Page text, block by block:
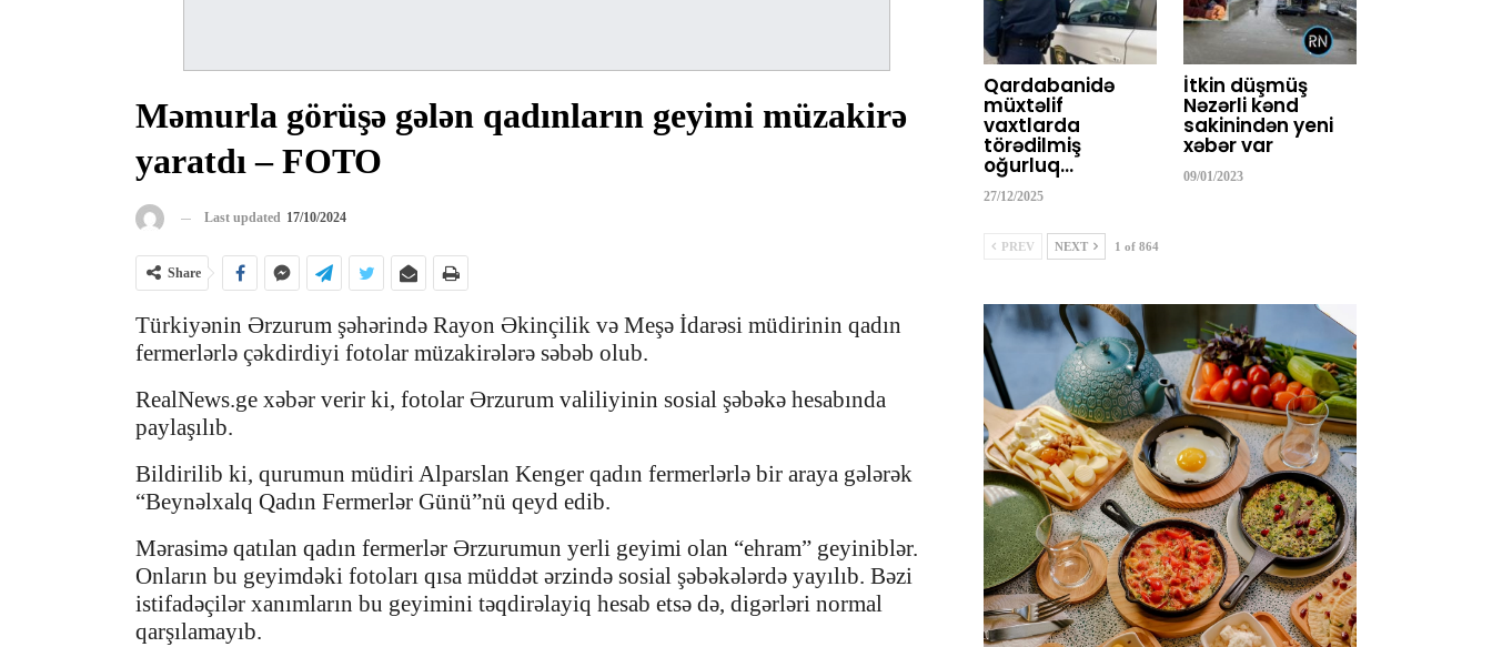
Məmurla görüşə gələn qadınların geyimi müzakirə
yaratdı – FOTO
Last updated 17/10/2024
Share
Türkiyənin Ərzurum şəhərində Rayon Əkinçilik və Meşə İdarəsi müdirinin qadın
fermerlərlə çəkdirdiyi fotolar müzakirələrə səbəb olub.
RealNews.ge xəbər verir ki, fotolar Ərzurum valiliyinin sosial şəbəkə hesabında
paylaşılıb.
Bildirilib ki, qurumun müdiri Alparslan Kenger qadın fermerlərlə bir araya gələrək
“Beynəlxalq Qadın Fermerlər Günü”nü qeyd edib.
Mərasimə qatılan qadın fermerlər Ərzurumun yerli geyimi olan “ehram” geyiniblər.
Onların bu geyimdəki fotoları qısa müddət ərzində sosial şəbəkələrdə yayılıb. Bəzi
istifadəçilər xanımların bu geyimini təqdirəlayiq hesab etsə də, digərləri normal
qarşılamayıb.
Qardabanidə
müxtəlif
vaxtlarda
törədilmiş
oğurluq…
27/12/2025
İtkin düşmüş
Nəzərli kənd
sakinindən yeni
xəbər var
09/01/2023
PREV NEXT 1 of 864